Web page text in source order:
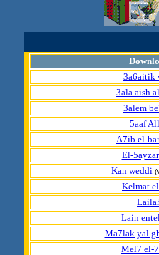
3a6aitik
3ala aish
3alem
5aaf
A7ib el-bar
El-
Kan weddi
Kelmat
Lain
Ma7lak yal
Mel7 el-